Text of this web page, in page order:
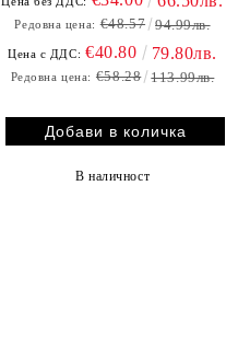
Редовна цена: €48.57 94.99лв.
Цена с ДДС: €40.80 79.80лв.
Редовна цена: €58.28 113.99лв.
В наличност